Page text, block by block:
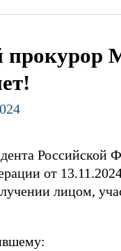
от
лицом,